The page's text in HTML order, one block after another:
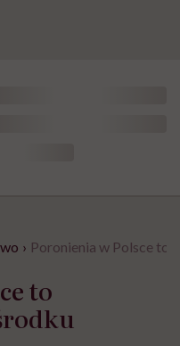
› Poronienia w Polsce to
to